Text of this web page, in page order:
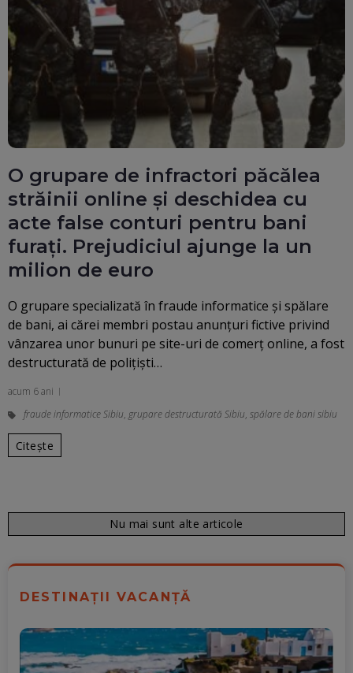
O grupare de infractori păcălea
străinii online și deschidea cu
acte false conturi pentru bani
furați. Prejudiciul ajunge la un
milion de euro
O grupare specializată în fraude informatice şi spălare
de bani, ai cărei membri postau anunţuri fictive privind
vânzarea unor bunuri pe site-uri de comerţ online, a fost
destructurată de poliţişti…
acum 6 ani
fraude informatice Sibiu, grupare destructurată Sibiu, spălare de bani sibiu
Citește
Nu mai sunt alte articole
DESTINAȚII VACANȚĂ